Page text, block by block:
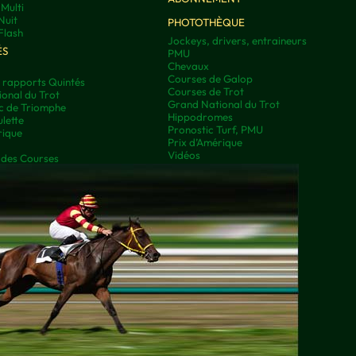
rapports Quintés
du Trot
de Triomphe
Courses
PHOTOTHÈQUE
Jockeys, drivers, entraineurs
PMU
Chevaux
Courses de Galop
Courses de Trot
Grand National du Trot
Hippodromes
Pronostic Turf, PMU
Prix d’Amérique
Vidéos